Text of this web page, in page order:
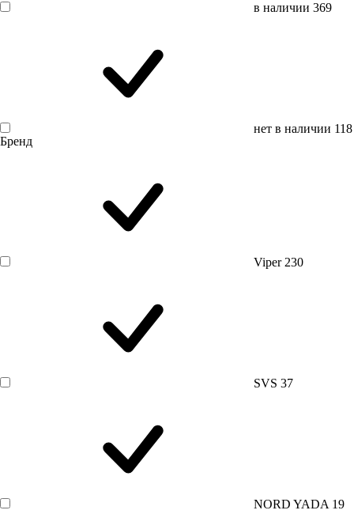
в наличии 369
нет в наличии 118
Бренд
Viper 230
SVS 37
NORD YADA 19